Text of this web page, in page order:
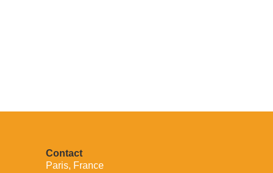
Contact
Paris, France